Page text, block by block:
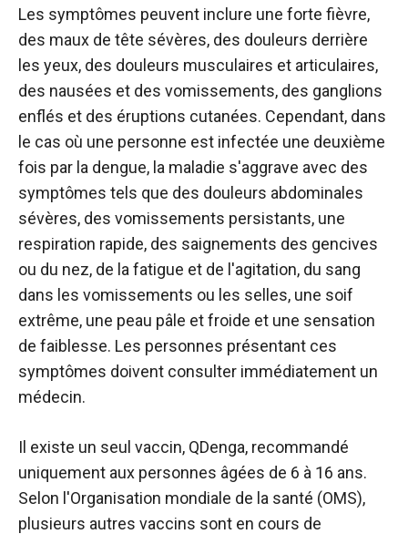
Les symptômes peuvent inclure une forte fièvre,
des maux de tête sévères, des douleurs derrière
les yeux, des douleurs musculaires et articulaires,
des nausées et des vomissements, des ganglions
enflés et des éruptions cutanées. Cependant, dans
le cas où une personne est infectée une deuxième
fois par la dengue, la maladie s'aggrave avec des
symptômes tels que des douleurs abdominales
sévères, des vomissements persistants, une
respiration rapide, des saignements des gencives
ou du nez, de la fatigue et de l'agitation, du sang
dans les vomissements ou les selles, une soif
extrême, une peau pâle et froide et une sensation
de faiblesse. Les personnes présentant ces
symptômes doivent consulter immédiatement un
médecin.
Il existe un seul vaccin, QDenga, recommandé
uniquement aux personnes âgées de 6 à 16 ans.
Selon l'Organisation mondiale de la santé (OMS),
plusieurs autres vaccins sont en cours de